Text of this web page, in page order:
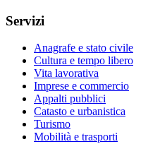
Servizi
Anagrafe e stato civile
Cultura e tempo libero
Vita lavorativa
Imprese e commercio
Appalti pubblici
Catasto e urbanistica
Turismo
Mobilità e trasporti